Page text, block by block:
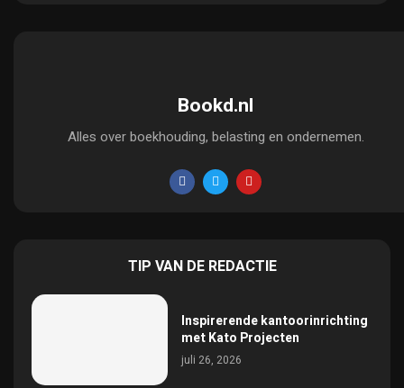
Bookd.nl
Alles over boekhouding, belasting en ondernemen.
TIP VAN DE REDACTIE
Inspirerende kantoorinrichting
met Kato Projecten
juli 26, 2026